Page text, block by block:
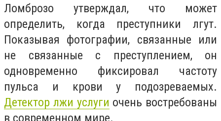
Ломброзо утверждал, что может
определить, когда преступники лгут.
Показывая фотографии, связанные или
не связанные с преступлением, он
одновременно фиксировал частоту
пульса и крови у подозреваемых.
Детектор лжи услуги очень востребованы
в современном мире.